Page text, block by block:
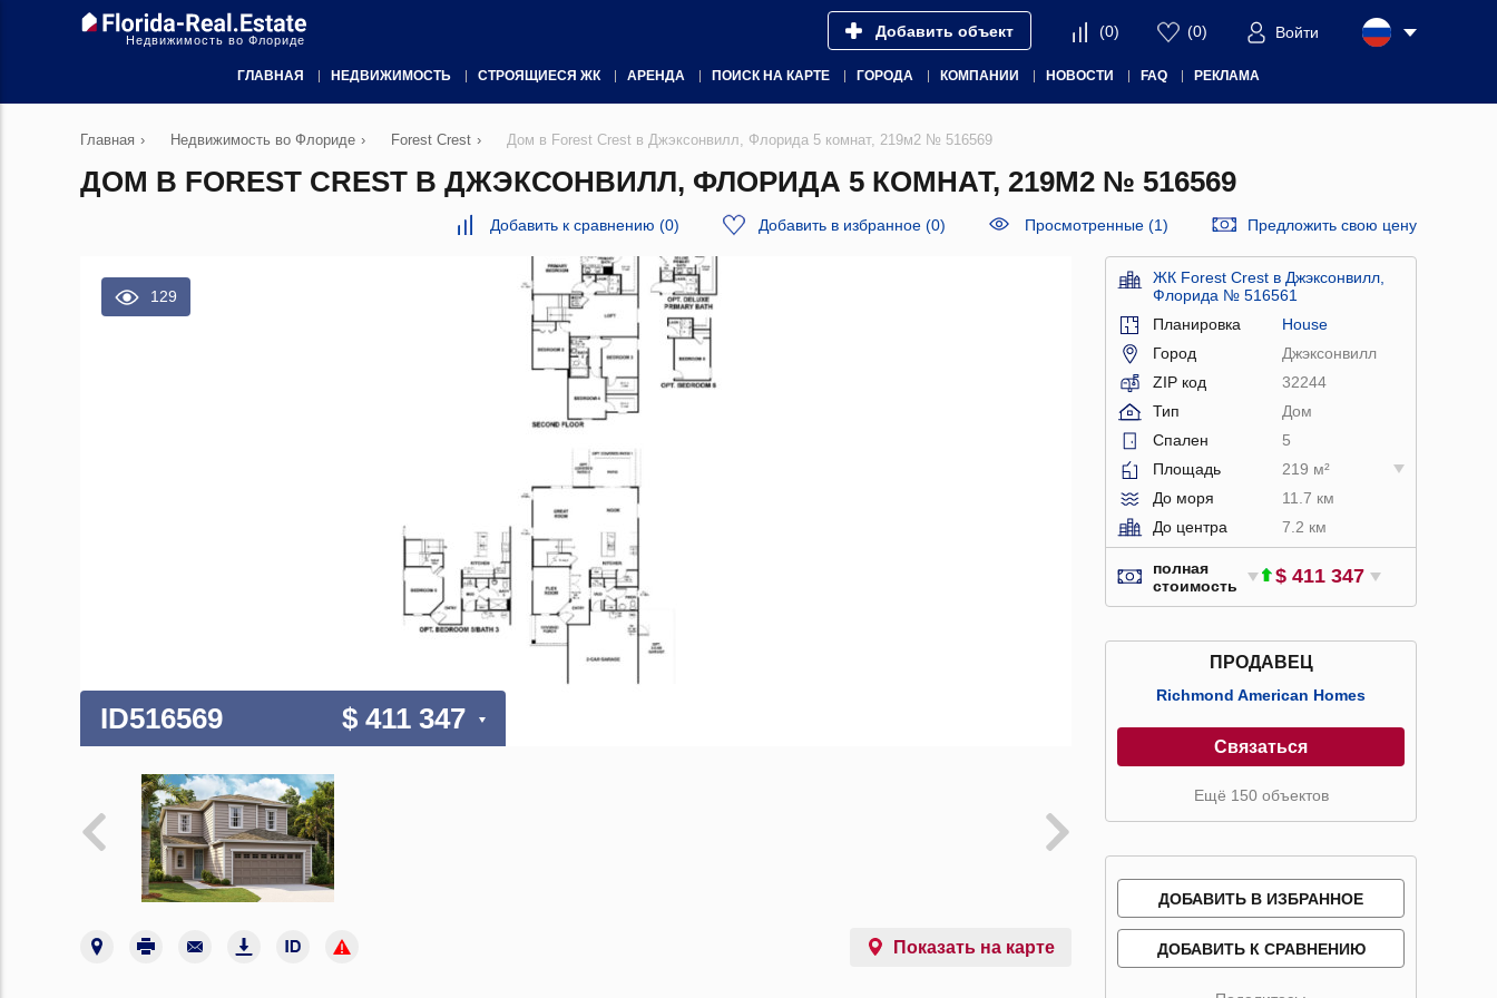
Недвижимость во Флориде Добавить объект (0) (0) Войти
ГЛАВНАЯ НЕДВИЖИМОСТЬ СТРОЯЩИЕСЯ ЖК АРЕНДА ПОИСК НА КАРТЕ ГОРОДА КОМПАНИИ НОВОСТИ FAQ РЕКЛАМА
Главная › Недвижимость во Флориде › Forest Crest › Дом в Forest Crest в Джэксонвилл, Флорида 5 комнат, 219м2 № 516569
ДОМ В FOREST CREST В ДЖЭКСОНВИЛЛ, ФЛОРИДА 5 КОМНАТ, 219М2 № 516569
Добавить к сравнению (0) Добавить в избранное (0) Просмотренные (1) Предложить свою цену
129
ID516569 $ 411 347
Показать на карте
ЖК Forest Crest в Джэксонвилл,
Флорида № 516561
Планировка
House
Город
Джэксонвилл
ZIP код
32244
Тип
Дом
Спален
5
Площадь
219 м²
До моря
11.7 км
До центра
7.2 км
полная
стоимость
$ 411 347
ПРОДАВЕЦ
Richmond American Homes
Связаться
Ещё 150 объектов
ДОБАВИТЬ В ИЗБРАННОЕ
ДОБАВИТЬ К СРАВНЕНИЮ